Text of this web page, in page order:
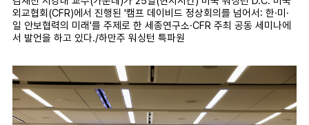
외교협회(CFR)에서 진행된 '캠프 데이비드 정상회의를 넘어서: 한·미·
일 안보협력의 미래'를 주제로 한 세종연구소·CFR 주최 공동 세미나에
서 발언을 하고 있다./하만주 워싱턴 특파원